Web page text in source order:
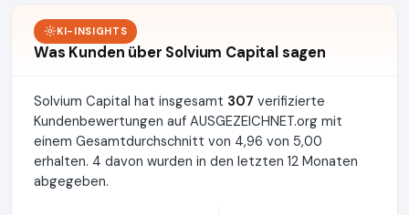
KI-INSIGHTS
Was Kunden über Solvium Capital sagen
Solvium Capital hat insgesamt 307 verifizierte
Kundenbewertungen auf AUSGEZEICHNET.org mit
einem Gesamtdurchschnitt von 4,96 von 5,00
erhalten. 4 davon wurden in den letzten 12 Monaten
abgegeben.